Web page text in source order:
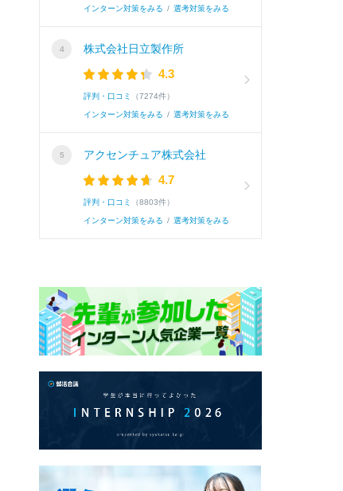
インターン対策をみる / 選考対策をみる
株式会社日立製作所
4.3
評判・口コミ （7274件）
インターン対策をみる / 選考対策をみる
アクセンチュア株式会社
4.7
評判・口コミ （8803件）
インターン対策をみる / 選考対策をみる